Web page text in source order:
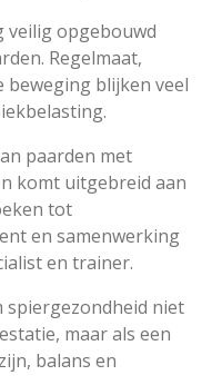
veilig opgebouwd
Regelmaat,
blijken veel
paarden met
komt uitgebreid aan
tot
en samenwerking
en trainer.
spiergezondheid niet
maar als een
balans en